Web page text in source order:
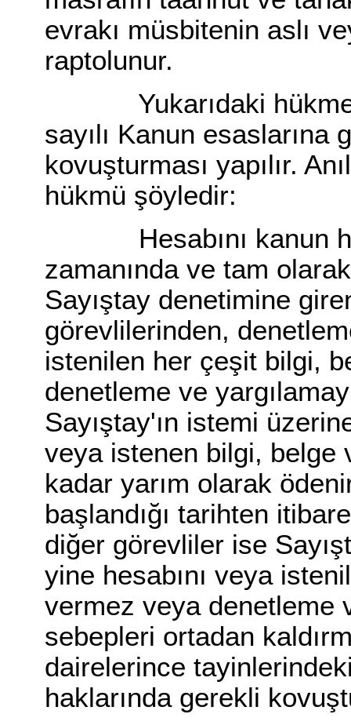
evrakı müsbitenin aslı
raptolunur.
Yukarıdaki hükme
sayılı Kanun
kovuşturması yapılır.
hükmü şöyledir:
Hesabını kanun
zamanında ve tam
Sayıştay denetimine
görevlilerinden,
istenilen her çeşit bilgi,
denetleme ve
Sayıştay'ın istemi
veya istenen bilgi, belge
kadar yarım olarak
başlandığı tarihten
diğer görevliler ise
yine hesabını veya
vermez veya denetleme
sebepleri ortadan
dairelerince
haklarında gerekli